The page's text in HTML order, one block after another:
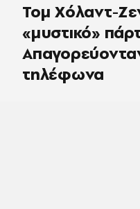
Τομ Χόλαντ-
«μυστικό»
τηλέφωνα